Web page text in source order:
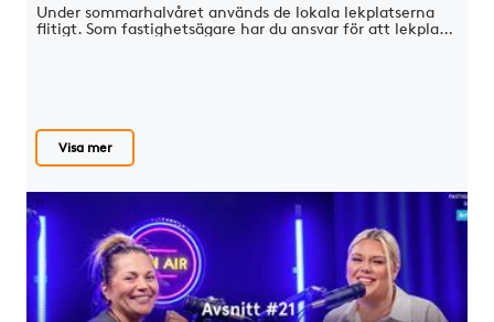
Under sommarhalvåret används de lokala lekplatserna
flitigt. Som fastighetsägare har du ansvar för att lekpla…
Visa mer